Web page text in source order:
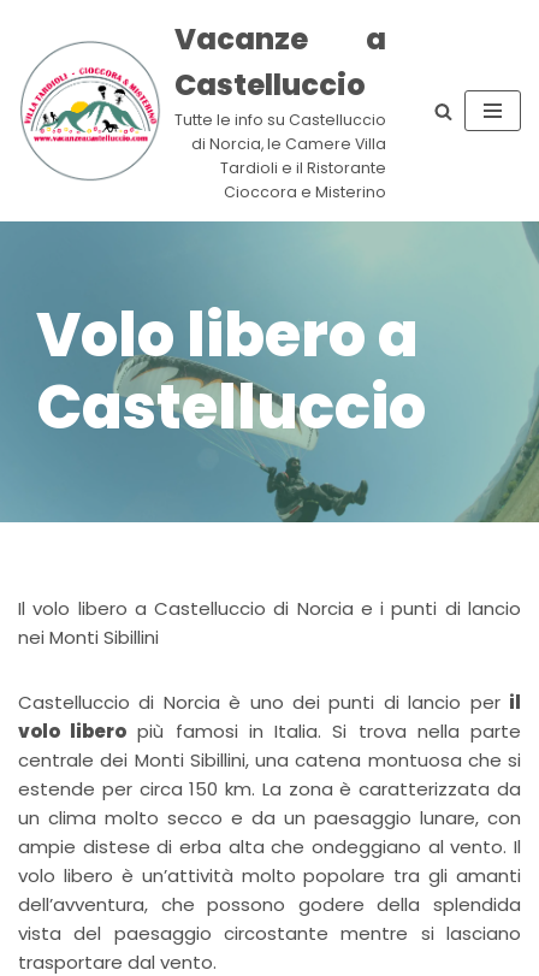
Vai
al
contenuto
Vacanze a
Castelluccio
Tutte le info su Castelluccio
di Norcia, le Camere Villa
Tardioli e il Ristorante
Cioccora e Misterino
Volo libero a
Castelluccio
Il volo libero a Castelluccio di Norcia e i punti di lancio
nei Monti Sibillini
Castelluccio di Norcia è uno dei punti di lancio per il
volo libero più famosi in Italia. Si trova nella parte
centrale dei Monti Sibillini, una catena montuosa che si
estende per circa 150 km. La zona è caratterizzata da
un clima molto secco e da un paesaggio lunare, con
ampie distese di erba alta che ondeggiano al vento. Il
volo libero è un’attività molto popolare tra gli amanti
dell’avventura, che possono godere della splendida
vista del paesaggio circostante mentre si lasciano
trasportare dal vento.